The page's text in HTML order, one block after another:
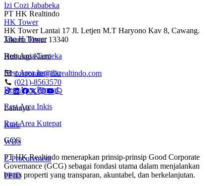
Izi Cozi Jababeka
HK Tower
The H Tower
Rest Area Terpeka
Rest Area Inprabu
Rest Area Permai
Rest Area Inkis
Rest Area Kutepat
GCG
PT HK Realtindo menerapkan prinsip-prinsip Good Corporate
Governance (GCG) sebagai fondasi utama dalam menjalankan
bisnis properti yang transparan, akuntabel, dan berkelanjutan.
PT HK Realtindo
HK Tower Lantai 17 Jl. Letjen M.T Haryono Kav 8, Cawang.
Jakarta Timur 13340
Hubungi Kami
corporate@hkrealtindo.com
(021)-8563570
Lainnya
Karir
WBS
E-Procurement
PPID